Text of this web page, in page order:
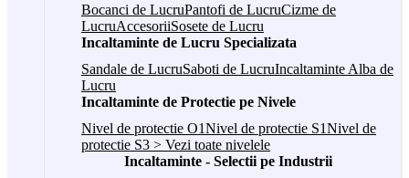
Bocanci de LucruPantofi de LucruCizme de
LucruAccesoriiSosete de Lucru
Incaltaminte de Lucru Specializata
Sandale de LucruSaboti de LucruIncaltaminte Alba de
Lucru
Incaltaminte de Protectie pe Nivele
Nivel de protectie O1Nivel de protectie S1Nivel de
protectie S3 > Vezi toate nivelele
Incaltaminte - Selectii pe Industrii